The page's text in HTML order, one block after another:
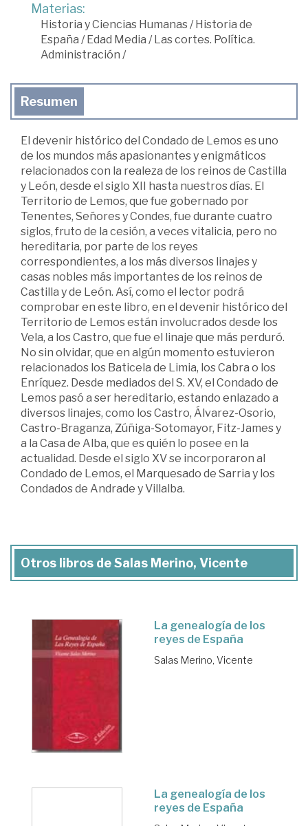
Materias:
Historia y Ciencias Humanas /Historia de
España /Edad Media /Las cortes. Política.
Administración /
Resumen
El devenir histórico del Condado de Lemos es uno
de los mundos más apasionantes y enigmáticos
relacionados con la realeza de los reinos de Castilla
y León, desde el siglo XII hasta nuestros días. El
Territorio de Lemos, que fue gobernado por
Tenentes, Señores y Condes, fue durante cuatro
siglos, fruto de la cesión, a veces vitalicia, pero no
hereditaria, por parte de los reyes
correspondientes, a los más diversos linajes y
casas nobles más importantes de los reinos de
Castilla y de León. Así, como el lector podrá
comprobar en este libro, en el devenir histórico del
Territorio de Lemos están involucrados desde los
Vela, a los Castro, que fue el linaje que más perduró.
No sin olvidar, que en algún momento estuvieron
relacionados los Baticela de Limia, los Cabra o los
Enríquez. Desde mediados del S. XV, el Condado de
Lemos pasó a ser hereditario, estando enlazado a
diversos linajes, como los Castro, Álvarez-Osorio,
Castro-Braganza, Zúñiga-Sotomayor, Fitz-James y
a la Casa de Alba, que es quién lo posee en la
actualidad. Desde el siglo XV se incorporaron al
Condado de Lemos, el Marquesado de Sarria y los
Condados de Andrade y Villalba.
Otros libros de Salas Merino, Vicente
La genealogía de los
reyes de España
Salas Merino, Vicente
La genealogía de los
reyes de España